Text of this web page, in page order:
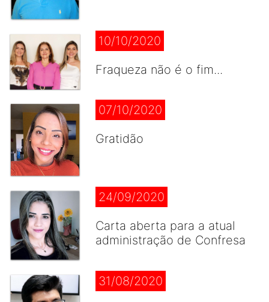
10/10/2020
Fraqueza não é o fim...
07/10/2020
Gratidão
24/09/2020
Carta aberta para a atual
administração de Confresa
31/08/2020